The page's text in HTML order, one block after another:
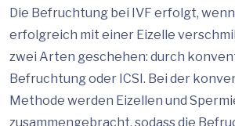
Die Befruchtung bei IVF erfolgt,
erfolgreich mit einer Eizelle
zwei Arten geschehen: durch
Befruchtung oder ICSI. Bei der
Methode werden Eizellen und
zusammengebracht, sodass die